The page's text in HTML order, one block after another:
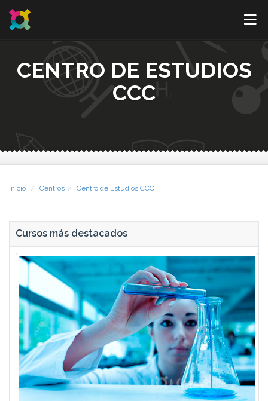
CENTRO DE ESTUDIOS
CCC
Inicio Centros Centro de Estudios CCC
Cursos más destacados